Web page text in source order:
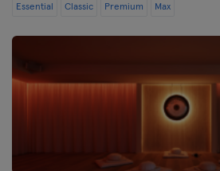
Essential Classic Premium Max